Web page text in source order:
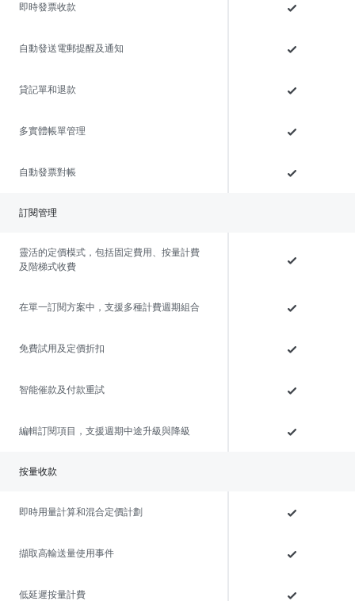
即時發票收款
自動發送電郵提醒及通知
貸記單和退款
多實體帳單管理
自動發票對帳
訂閱管理
靈活的定價模式，包括固定費用、按量計費
及階梯式收費
在單一訂閱方案中，支援多種計費週期組合
免費試用及定價折扣
智能催款及付款重試
編輯訂閱項目，支援週期中途升級與降級
按量收款
即時用量計算和混合定價計劃
擷取高輸送量使用事件
低延遲按量計費